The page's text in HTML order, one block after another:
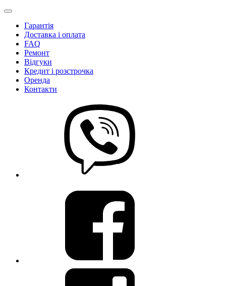
Гарантія
Доставка і оплата
FAQ
Ремонт
Відгуки
Кредит і розстрочка
Оренда
Контакти